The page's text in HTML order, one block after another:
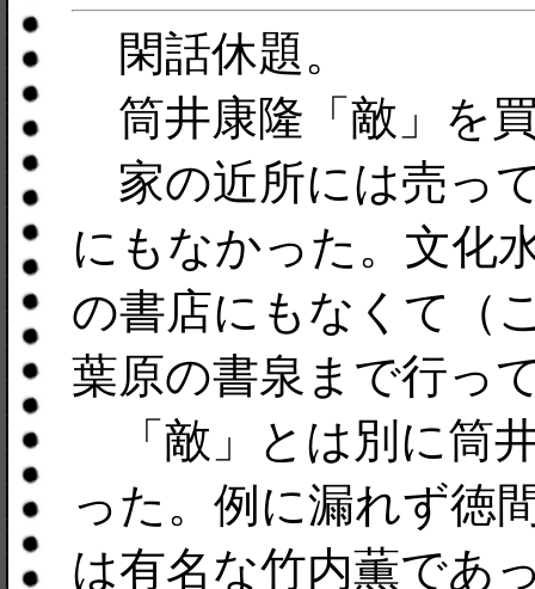
閑話休題。
筒井康隆「敵」を
家の近所には売っ
にもなかった。文化
の書店にもなくて（
葉原の書泉まで行っ
「敵」とは別に筒
った。例に漏れず徳
は有名な竹内薫であ